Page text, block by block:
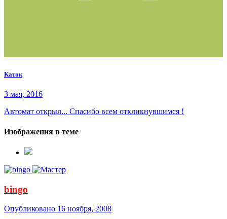
Каток
3 мая, 2016
Автомат открыл... Спасибо всем откликнувшимся !
Изображения в теме
bingo
Опубликовано 16 ноября, 2008